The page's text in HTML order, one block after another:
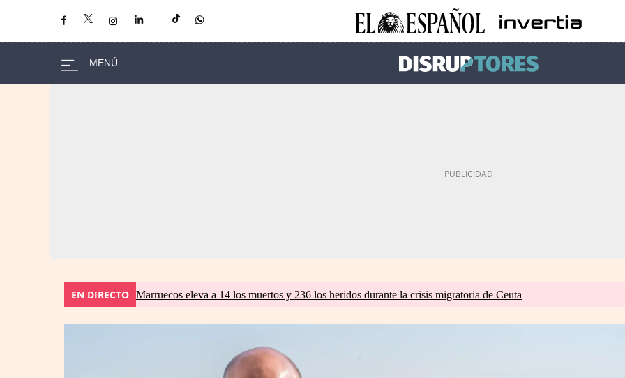
EN DIRECTO Marruecos eleva a 14 los muertos y 236 los heridos durante la crisis migratoria de Ceuta